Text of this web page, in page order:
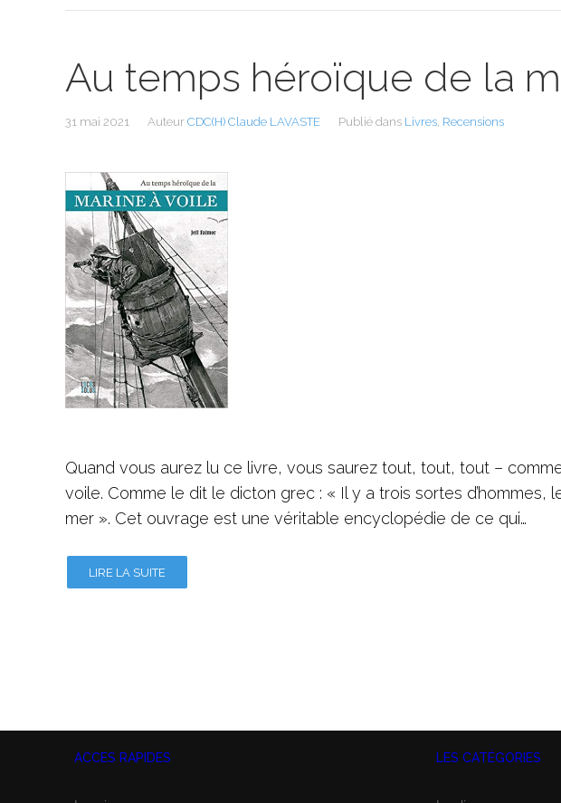
Au temps héroïque de la
31 mai 2021 Auteur CDC(H) Claude LAVASTE Publié dans Livres, Recensions
Quand vous aurez lu ce livre, vous saurez tout, tout, tout –
voile. Comme le dit le dicton grec : « Il y a trois sortes
mer ». Cet ouvrage est une véritable encyclopédie de ce qui…
LIRE LA SUITE
ACCES RAPIDES LES CATÉGORIES